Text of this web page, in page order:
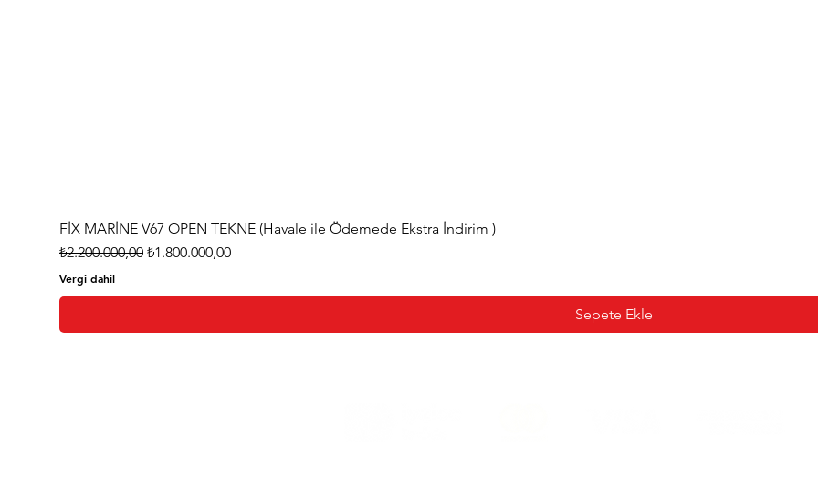
FİX MARİNE V67 OPEN TEKNE (Havale ile Ödemede Ekstra İndirim )
Normal Fiyat
₺2.200.000,00 İndirimli Fiyat
₺1.800.000,00
Vergi dahil
Sepete Ekle